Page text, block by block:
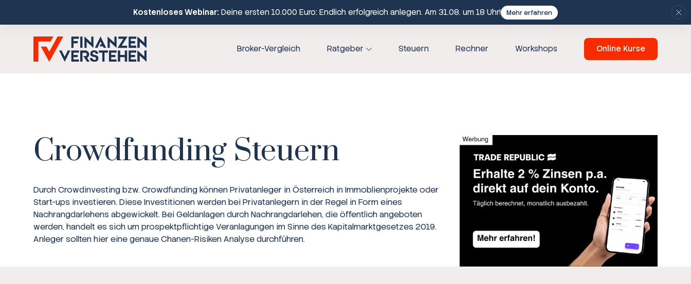
Kostenloses Webinar: Deine ersten 10.000 Euro: Endlich erfolgreich anlegen. Am 31.08. um 18 Uhr! Mehr erfahren
Broker-Vergleich Ratgeber Steuern Rechner Workshops Online Kurse
Crowdfunding Steuern
Durch Crowdinvesting bzw. Crowdfunding können Privatanleger in Österreich in Immoblienprojekte oder
Start-ups investieren. Diese Investitionen werden bei Privatanlegern in der Regel in Form eines
Nachrangdarlehens abgewickelt. Bei Geldanlagen durch Nachrangdarlehen, die öffentlich angeboten
werden, handelt es sich um prospektpflichtige Veranlagungen im Sinne des Kapitalmarktgesetzes 2019.
Anleger sollten hier eine genaue Chanen-Risiken Analyse durchführen.